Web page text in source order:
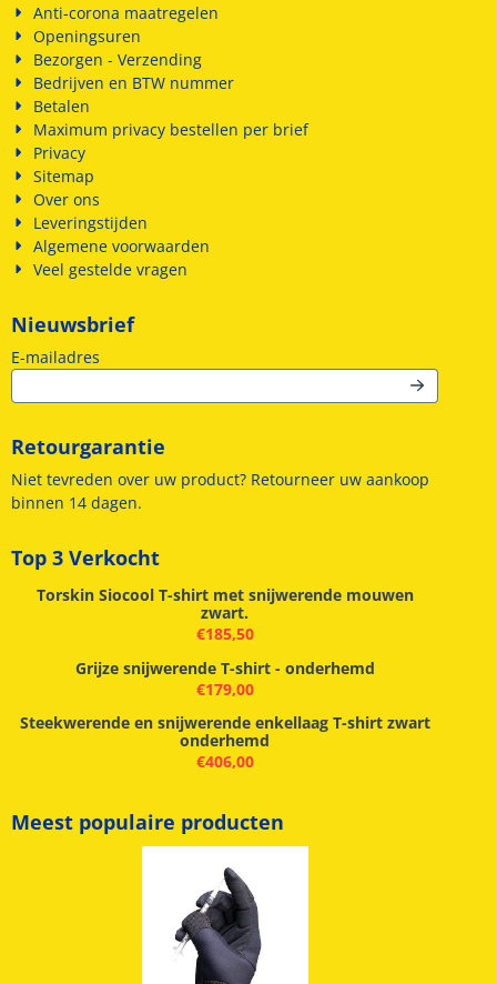
Anti-corona maatregelen
Openingsuren
Bezorgen - Verzending
Bedrijven en BTW nummer
Betalen
Maximum privacy bestellen per brief
Privacy
Sitemap
Over ons
Leveringstijden
Algemene voorwaarden
Veel gestelde vragen
Nieuwsbrief
E-mailadres
Retourgarantie
Niet tevreden over uw product? Retourneer uw aankoop
binnen 14 dagen.
Top 3 Verkocht
Torskin Siocool T-shirt met snijwerende mouwen
zwart.
€185,50
Grijze snijwerende T-shirt - onderhemd
€179,00
Steekwerende en snijwerende enkellaag T-shirt zwart
onderhemd
€406,00
Meest populaire producten